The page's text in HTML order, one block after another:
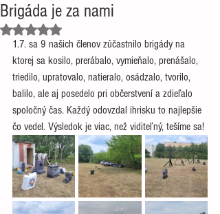
Brigáda je za nami
Hodnoceno NaN z 5 hvězdiček.
1.7. sa 9 našich členov zúčastnilo brigády na
ktorej sa kosilo, prerábalo, vymieňalo, prenášalo,
triedilo, upratovalo, natieralo, osádzalo, tvorilo,
balilo, ale aj posedelo pri občerstvení a zdieľalo
spoločný čas. Každý odovzdal ihrisku to najlepšie
čo vedel. Výsledok je viac, než viditeľný, tešíme sa!